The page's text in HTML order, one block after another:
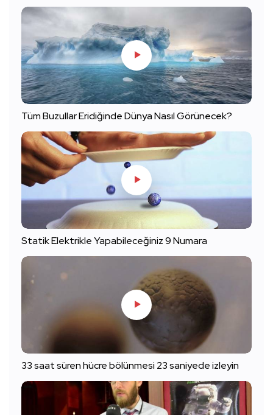
Tüm Buzullar Eridiğinde Dünya Nasıl Görünecek?
Statik Elektrikle Yapabileceğiniz 9 Numara
33 saat süren hücre bölünmesi 23 saniyede izleyin